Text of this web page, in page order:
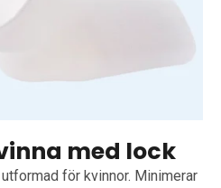
med lock
för kvinnor. Minimerar